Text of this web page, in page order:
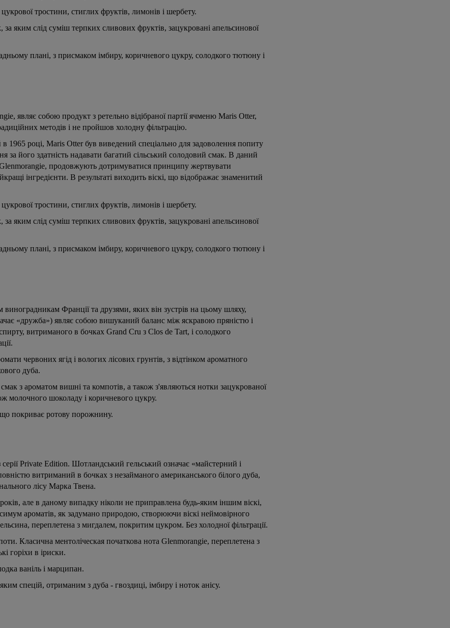
тростини, стиглих фруктів, лимонів і шербету.
яким слід суміш терпких сливових фруктів, зацукровані апельсинової
плані, з присмаком імбиру, коричневого цукру, солодкого тютюну і
являє собою продукт з ретельно відібраної партії ячменю Maris Otter,
методів і не пройшов холодну фільтрацію.
році, Maris Otter був виведений спеціально для задоволення попиту
за його здатність надавати багатий сільський солодовий смак. В даний
продовжують дотримуватися принципу жертвувати
інгредієнти. В результаті виходить віскі, що відображає знаменитий
тростини, стиглих фруктів, лимонів і шербету.
яким слід суміш терпких сливових фруктів, зацукровані апельсинової
плані, з присмаком імбиру, коричневого цукру, солодкого тютюну і
Франції та друзями, яких він зустрів на цьому шляху,
«дружба») являє собою вишуканий баланс між яскравою пряністю і
витриманого в бочках Grand Cru з Clos de Tart, і солодкого
червоних ягід і вологих лісових грунтів, з відтінком ароматного
дуба.
з ароматом вишні та компотів, а також з'являються нотки зацукрованої
молочного шоколаду і коричневого цукру.
покриває ротову порожнину.
Private Edition. Шотландський гельський означає «майстерний і
витриманий в бочках з незайманого американського білого дуба,
лісу Марка Твена.
але в даному випадку ніколи не приправлена ​​будь-яким іншим віскі,
ароматів, як задумано природою, створюючи віскі неймовірного
переплетена з мигдалем, покритим цукром. Без холодної фільтрації.
Класична ментоліческая початкова нота Glenmorangie, переплетена з
горіхи в іриски.
ваніль і марципан.
спецій, отриманим з дуба - гвоздиці, імбиру і ноток анісу.